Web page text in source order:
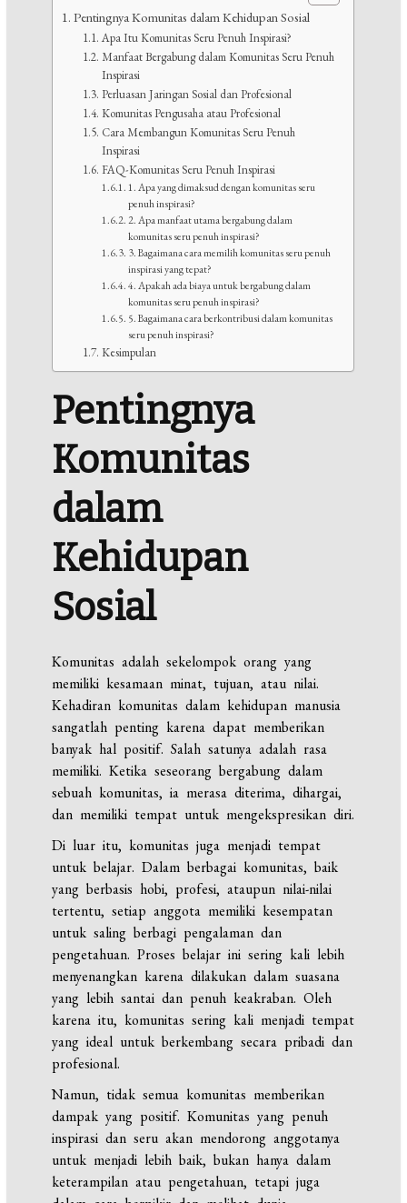
Pentingnya Komunitas dalam Kehidupan Sosial
Apa Itu Komunitas Seru Penuh Inspirasi?
Manfaat Bergabung dalam Komunitas Seru Penuh
Inspirasi
Perluasan Jaringan Sosial dan Profesional
Komunitas Pengusaha atau Profesional
Cara Membangun Komunitas Seru Penuh
Inspirasi
FAQ-Komunitas Seru Penuh Inspirasi
1. Apa yang dimaksud dengan komunitas seru
penuh inspirasi?
2. Apa manfaat utama bergabung dalam
komunitas seru penuh inspirasi?
3. Bagaimana cara memilih komunitas seru penuh
inspirasi yang tepat?
4. Apakah ada biaya untuk bergabung dalam
komunitas seru penuh inspirasi?
5. Bagaimana cara berkontribusi dalam komunitas
seru penuh inspirasi?
Kesimpulan
Pentingnya
Komunitas
dalam
Kehidupan
Sosial
Komunitas adalah sekelompok orang yang
memiliki kesamaan minat, tujuan, atau nilai.
Kehadiran komunitas dalam kehidupan manusia
sangatlah penting karena dapat memberikan
banyak hal positif. Salah satunya adalah rasa
memiliki. Ketika seseorang bergabung dalam
sebuah komunitas, ia merasa diterima, dihargai,
dan memiliki tempat untuk mengekspresikan diri.
Di luar itu, komunitas juga menjadi tempat
untuk belajar. Dalam berbagai komunitas, baik
yang berbasis hobi, profesi, ataupun nilai-nilai
tertentu, setiap anggota memiliki kesempatan
untuk saling berbagi pengalaman dan
pengetahuan. Proses belajar ini sering kali lebih
menyenangkan karena dilakukan dalam suasana
yang lebih santai dan penuh keakraban. Oleh
karena itu, komunitas sering kali menjadi tempat
yang ideal untuk berkembang secara pribadi dan
profesional.
Namun, tidak semua komunitas memberikan
dampak yang positif. Komunitas yang penuh
inspirasi dan seru akan mendorong anggotanya
untuk menjadi lebih baik, bukan hanya dalam
keterampilan atau pengetahuan, tetapi juga